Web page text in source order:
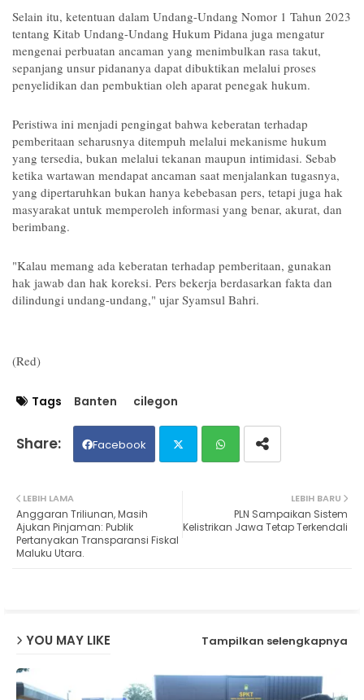
Selain itu, ketentuan dalam Undang-Undang Nomor 1 Tahun 2023
tentang Kitab Undang-Undang Hukum Pidana juga mengatur
mengenai perbuatan ancaman yang menimbulkan rasa takut,
sepanjang unsur pidananya dapat dibuktikan melalui proses
penyelidikan dan pembuktian oleh aparat penegak hukum.
Peristiwa ini menjadi pengingat bahwa keberatan terhadap
pemberitaan seharusnya ditempuh melalui mekanisme hukum
yang tersedia, bukan melalui tekanan maupun intimidasi. Sebab
ketika wartawan mendapat ancaman saat menjalankan tugasnya,
yang dipertaruhkan bukan hanya kebebasan pers, tetapi juga hak
masyarakat untuk memperoleh informasi yang benar, akurat, dan
berimbang.
"Kalau memang ada keberatan terhadap pemberitaan, gunakan
hak jawab dan hak koreksi. Pers bekerja berdasarkan fakta dan
dilindungi undang-undang," ujar Syamsul Bahri.
(Red)
Tags Banten cilegon
Facebook
LEBIH BARU
PLN Sampaikan Sistem
Kelistrikan Jawa Tetap Terkendali
LEBIH LAMA
Anggaran Triliunan, Masih
Ajukan Pinjaman: Publik
Pertanyakan Transparansi Fiskal
Maluku Utara.
YOU MAY LIKE Tampilkan selengkapnya